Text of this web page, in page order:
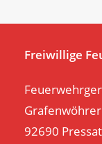
Freiwillige
92690